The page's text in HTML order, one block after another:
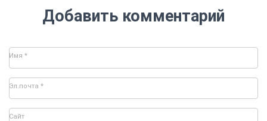
Добавить комментарий
Имя *
Эл.почта *
Сайт